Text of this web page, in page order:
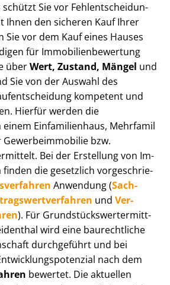
schützt Sie vor Fehl­ent­schei­dun­
Ihnen den sicheren Kauf Ihrer
Sie vor dem Kauf eines Hauses
für Im­mo­bi­li­en­be­wer­tung
überWert, Zustand, Mängel und
Sie von der Auswahl des
kompetent und
Hierfür werden die
Einfamilienhaus, Mehr­fa­mi­l
bzw.
Bei der Erstellung von Im­
die gesetzlich vor­ge­schrie­
Anwendung (Sach­
und Ver­
). Für Grund­stücks­wert­ermitt­
wird eine baurechtliche
durchgeführt und bei
nach dem
bewertet. Die aktuellen